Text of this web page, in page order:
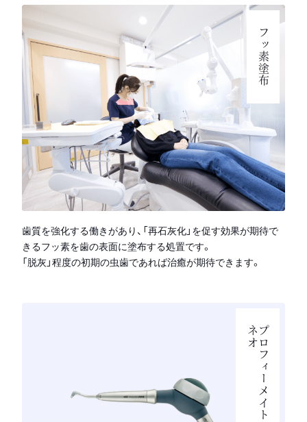
フッ素塗布
歯質を強化する働きがあり、「再石灰化」を促す効果が期待で
きるフッ素を歯の表面に塗布する処置です。
「脱灰」程度の初期の虫歯であれば治癒が期待できます。
プロフィーメイト
ネオ